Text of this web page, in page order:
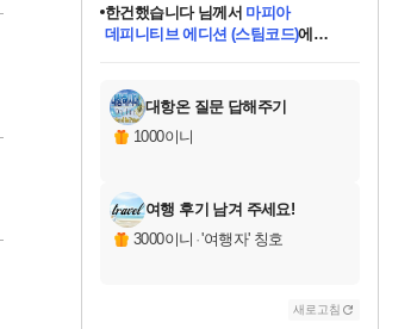
교환.
당첨되셨습니다.
당첨되셨습니다.
당첨되셨습니다.
프로틴스101님께서네이버페이 1만원
교환권 에 당첨되셨습니다.
당첨되셨습니다.
당첨되셨습니다.
당첨되셨습니다.
당첨되셨습니다.
에디션 (스팀코드)를 교환.
당첨되셨습니다.
대항온 질문 답해주기
1000이니
여행 후기 남겨 주세요!
3000이니 ·'여행자' 칭호
새로고침